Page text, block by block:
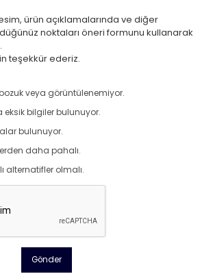
ürün açıklamalarında ve diğer
noktaları öneri formunu kullanarak
teşekkür ederiz.
veya görüntülenemiyor.
eksik bilgiler bulunuyor.
bulunuyor.
daha pahalı.
alternatifler olmalı.
Gönder